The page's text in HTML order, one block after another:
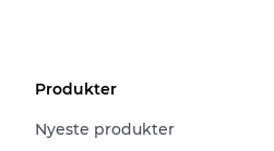
Produkter
Nyeste produkter